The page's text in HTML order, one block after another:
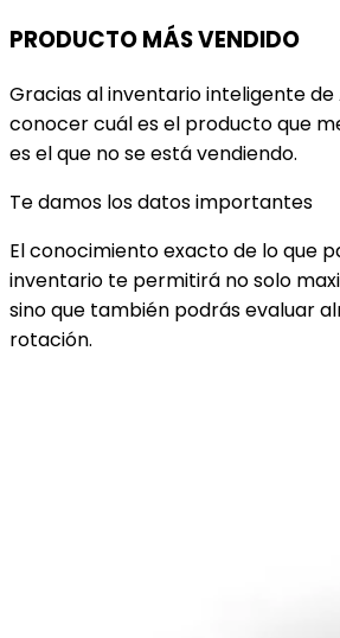
PRODUCTO MÁS VENDIDO
Gracias al inventario inteligente de
conocer cuál es el producto que
es el que no se está vendiendo.
Te damos los datos importantes
El conocimiento exacto de lo que
inventario te permitirá no solo
sino que también podrás evaluar
rotación.